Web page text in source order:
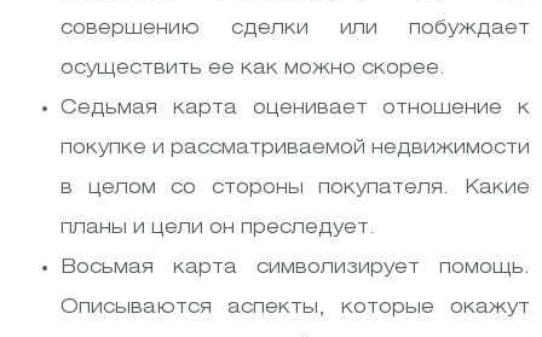
совершению сделки или побуждает
осуществить ее как можно скорее.
Седьмая карта оценивает отношение к
покупке и рассматриваемой недвижимости
в целом со стороны покупателя. Какие
планы и цели он преследует.
Восьмая карта символизирует помощь.
Описываются аспекты, которые окажут